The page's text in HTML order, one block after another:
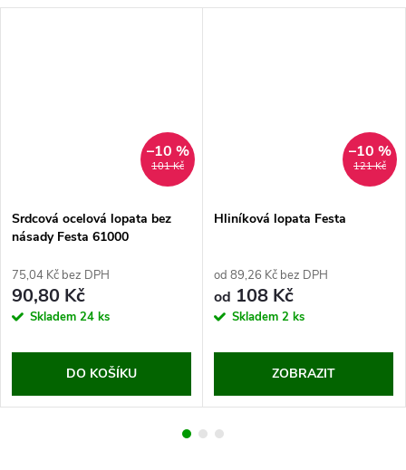
101 Kč
–10 %
Srdcová ocelová lopata bez
násady Festa 61000
75,04 Kč bez DPH
90,80 Kč
Skladem 24 ks
DO KOŠÍKU
121 Kč
–10 %
Hliníková lopata Festa
od 89,26 Kč bez DPH
od 108 Kč
Skladem 2 ks
ZOBRAZIT